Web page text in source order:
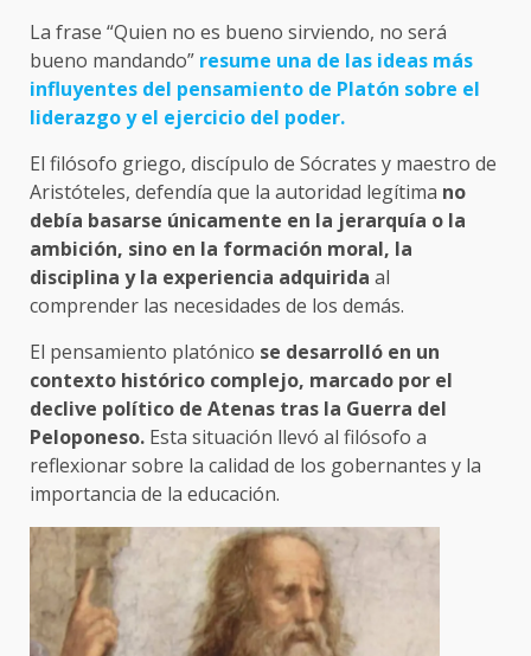
La frase “Quien no es bueno sirviendo, no será
bueno mandando” resume una de las ideas más
influyentes del pensamiento de Platón sobre el
liderazgo y el ejercicio del poder.
El filósofo griego, discípulo de Sócrates y maestro de
Aristóteles, defendía que la autoridad legítima no
debía basarse únicamente en la jerarquía o la
ambición, sino en la formación moral, la
disciplina y la experiencia adquirida al
comprender las necesidades de los demás.
El pensamiento platónico se desarrolló en un
contexto histórico complejo, marcado por el
declive político de Atenas tras la Guerra del
Peloponeso. Esta situación llevó al filósofo a
reflexionar sobre la calidad de los gobernantes y la
importancia de la educación.